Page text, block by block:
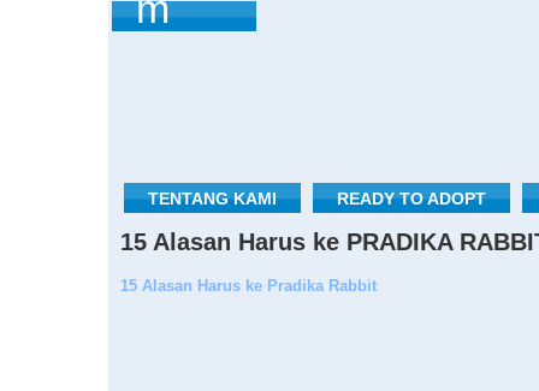
TENTANG KAMI READY TO ADOPT
15 Alasan Harus ke PRADIKA
15 Alasan Harus ke Pradika Rabbit